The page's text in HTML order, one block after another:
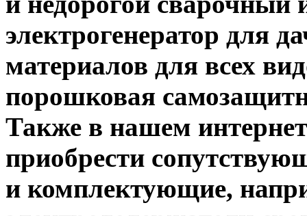
электрогенератор для
материалов для всех
порошковая
Также в нашем
приобрести
и комплектующие,